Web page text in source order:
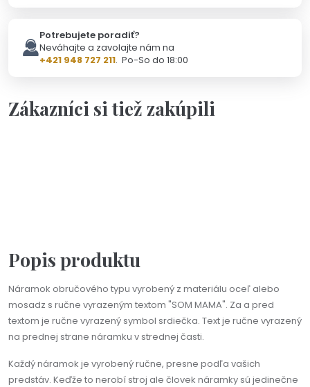
Potrebujete poradiť?
Neváhajte a zavolajte nám na
+421 948 727 211. Po-So do 18:00
Zákazníci si tiež zakúpili
Popis produktu
Náramok obručového typu vyrobený z materiálu oceľ alebo
mosadz s ručne vyrazeným textom "SOM MAMA". Za a pred
textom je ručne vyrazený symbol srdiečka. Text je ručne vyrazený
na prednej strane náramku v strednej časti.
Každý náramok je vyrobený ručne, presne podľa vašich
predstáv. Keďže to nerobí stroj ale človek náramky sú jedinečne